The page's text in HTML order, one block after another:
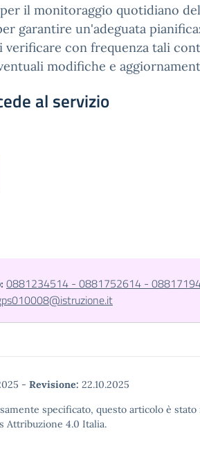
il monitoraggio quotidiano
garantire un'adeguata
verificare con frequenza tali
modifiche e
al servizio
0881234514 - 0881752614 -
- Revisione: 22.10.2025
specificato, questo articolo è
Attribuzione 4.0 Italia.